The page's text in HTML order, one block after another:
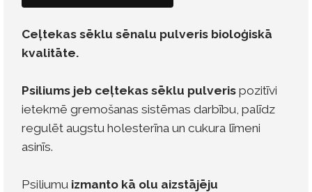
Ceļtekas sēklu sēnalu pulveris bioloģiskā
kvalitāte.
Psiliums jeb ceļtekas sēklu pulveris pozitīvi
ietekmē gremošanas sistēmas darbību, palīdz
regulēt augstu holesterīna un cukura līmeni
asinīs.
Psiliumu izmanto kā olu aizstājēju